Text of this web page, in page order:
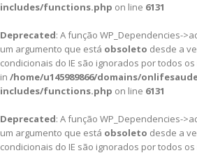
includes/functions.php on line 6131
Deprecated: A função WP_Dependencies-
um argumento que está obsoleto desde a
condicionais do IE são ignorados por todos
in /home/u145989866/domains/
includes/functions.php on line 6131
Deprecated: A função WP_Dependencies-
um argumento que está obsoleto desde a
condicionais do IE são ignorados por todos